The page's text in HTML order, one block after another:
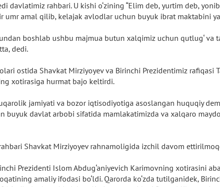
davlatimiz rahbari. U kishi o‘zining “Elim deb, yurtim deb, yonib
umr amal qilib, kelajak avlodlar uchun buyuk ibrat maktabini
boshlab ushbu majmua butun xalqimiz uchun qutlug‘ va
dedi.
ostida Shavkat Mirziyoyev va Birinchi Prezidentimiz rafiqasi
xotirasiga hurmat bajo keltirdi.
jamiyati va bozor iqtisodiyotiga asoslangan huquqiy
davlat arbobi sifatida mamlakatimizda va xalqaro
Shavkat Mirziyoyev rahnamoligida izchil davom
Prezidenti Islom Abdug‘aniyevich Karimovning xotirasini
amaliy ifodasi bo‘ldi. Qarorda ko‘zda tutilganidek,